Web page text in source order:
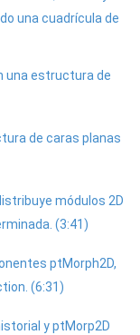
una cuadrícula de
una estructura de
de caras planas
módulos 2D
(3:41)
ptMorph2D,
(6:31)
y ptMorp2D